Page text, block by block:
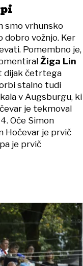
smo vrhunsko
dobro vožnjo. Ker
Pomembno je,
Žiga Lin
dijak četrtega
stalno tudi
v Augsburgu, ki
je tekmoval
Oče Simon
Hočevar je prvič
je prvič